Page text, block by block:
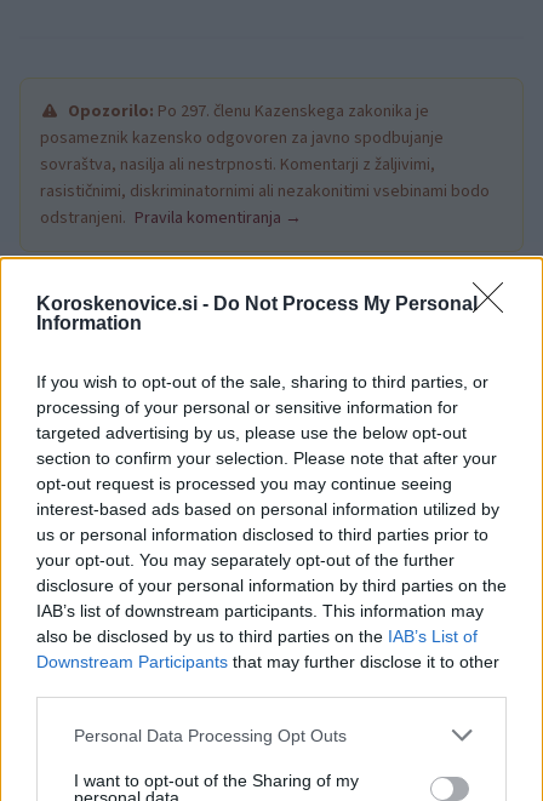
Koroskenovice.si - Do Not Process My Personal
Information
If you wish to opt-out of the sale, sharing to third parties, or
processing of your personal or sensitive information for
targeted advertising by us, please use the below opt-out
section to confirm your selection. Please note that after your
opt-out request is processed you may continue seeing
interest-based ads based on personal information utilized by
us or personal information disclosed to third parties prior to
your opt-out. You may separately opt-out of the further
disclosure of your personal information by third parties on the
IAB’s list of downstream participants. This information may
also be disclosed by us to third parties on the IAB’s List of
Downstream Participants that may further disclose it to other
Please note that this website/app uses one or more Google
not limited to your visit or usage behaviour. You may click to
Personal Data Processing Opt Outs
I want to opt-out of the Sharing of my
Opozorilo: Po 297. členu Kazenskega zakonika je
posameznik kazensko odgovoren za javno spodbujanje
sovraštva, nasilja ali nestrpnosti. Komentarji z žaljivimi,
rasističnimi, diskriminatornimi ali nezakonitimi vsebinami bodo
odstranjeni. Pravila komentiranja →
Failed to fetch
Občine: Črna na Koroškem
Kategorije: Novice
Ključne besede: asfaltiranje
delo na cesti
Občina Črna na Koroškem
obvestilo
Več iz kraja Črna na Koroškem